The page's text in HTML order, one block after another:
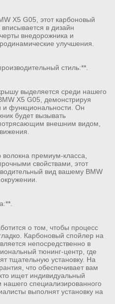
X5 G05, этот карбоновый
в дизайн
внедорожника и
улучшения.
стиль:**.
выделяется среди нашего
X5 G05, демонстрируя
и функциональности. Он
будет вызывать
внешним видом,
волокна премиум-класса,
свойствами, этот
вид вашему BMW
о том, чтобы процесс
Карбоновый спойлер на
непосредственно в
тюнинг-центр, где
тщательную установку. На
что обеспечивает вам
ищет индивидуальный
специализированного
выполнят установку на